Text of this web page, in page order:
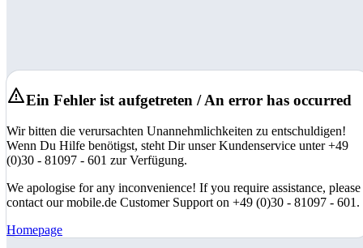
Ein Fehler ist aufgetreten / An error has occurred
Wir bitten die verursachten Unannehmlichkeiten zu entschuldigen!
Wenn Du Hilfe benötigst, steht Dir unser Kundenservice unter +49
(0)30 - 81097 - 601 zur Verfügung.
We apologise for any inconvenience! If you require assistance, please
contact our mobile.de Customer Support on +49 (0)30 - 81097 - 601.
Homepage